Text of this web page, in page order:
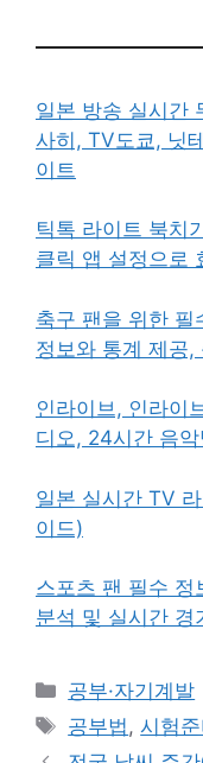
일본 방송 실시간
사히, TV도쿄, 닛
이트
틱톡 라이트 북치
클릭 앱 설정으로
축구 팬을 위한 필
정보와 통계 제공,
인라이브, 인라이
디오, 24시간 음악
일본 실시간 TV
이드)
스포츠 팬 필수 정
분석 및 실시간 경
카
테
공부·자기계발
태
그
공부법,시험준